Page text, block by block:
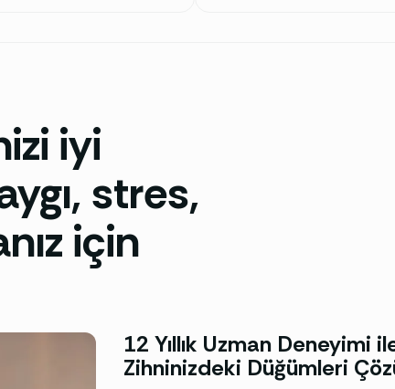
iyi
stres,
için
12 Yıllık Uzman Deneyimi
Zihninizdeki Düğümleri